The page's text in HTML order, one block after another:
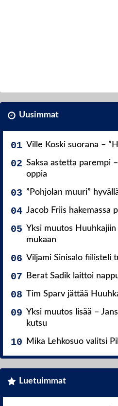
Uusimmat
Ville Koski suorana –
Saksa astetta parempi
oppia
”Pohjolan muuri”
Jacob Friis hakemassa
Yksi muutos
mukaan
Viljami Sinisalo fiilisteli
Berat Sadik laittoi
Tim Sparv jättää
Yksi muutos lisää –
kutsu
Mika Lehkosuo valitsi
Luetuimmat